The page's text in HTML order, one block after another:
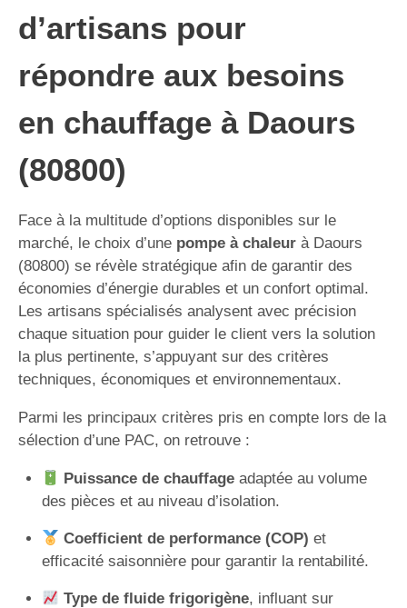
d’artisans pour
répondre aux besoins
en chauffage à Daours
(80800)
Face à la multitude d’options disponibles sur le
marché, le choix d’une pompe à chaleur à Daours
(80800) se révèle stratégique afin de garantir des
économies d’énergie durables et un confort optimal.
Les artisans spécialisés analysent avec précision
chaque situation pour guider le client vers la solution
la plus pertinente, s’appuyant sur des critères
techniques, économiques et environnementaux.
Parmi les principaux critères pris en compte lors de la
sélection d’une PAC, on retrouve :
Puissance de chauffageadaptée au volume
des pièces et au niveau d’isolation.
Coefficient de performance (COP) et
efficacité saisonnière pour garantir la rentabilité.
Type de fluide frigorigène, influant sur